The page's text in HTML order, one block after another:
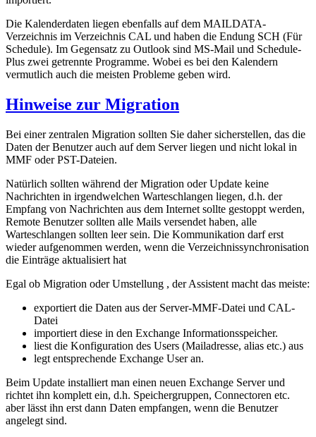
Die Kalenderdaten liegen ebenfalls auf dem MAILDATA-
Verzeichnis im Verzeichnis CAL und haben die Endung SCH (Für
Schedule). Im Gegensatz zu Outlook sind MS-Mail und Schedule-
Plus zwei getrennte Programme. Wobei es bei den Kalendern
vermutlich auch die meisten Probleme geben wird.
Hinweise zur Migration
Bei einer zentralen Migration sollten Sie daher sicherstellen, das die
Daten der Benutzer auch auf dem Server liegen und nicht lokal in
MMF oder PST-Dateien.
Natürlich sollten während der Migration oder Update keine
Nachrichten in irgendwelchen Warteschlangen liegen, d.h. der
Empfang von Nachrichten aus dem Internet sollte gestoppt werden,
Remote Benutzer sollten alle Mails versendet haben, alle
Warteschlangen sollten leer sein. Die Kommunikation darf erst
wieder aufgenommen werden, wenn die Verzeichnissynchronisation
die Einträge aktualisiert hat
Egal ob Migration oder Umstellung , der Assistent macht das meiste:
exportiert die Daten aus der Server-MMF-Datei und CAL-
Datei
importiert diese in den Exchange Informationsspeicher.
liest die Konfiguration des Users (Mailadresse, alias etc.) aus
legt entsprechende Exchange User an.
Beim Update installiert man einen neuen Exchange Server und
richtet ihn komplett ein, d.h. Speichergruppen, Connectoren etc.
aber lässt ihn erst dann Daten empfangen, wenn die Benutzer
angelegt sind.